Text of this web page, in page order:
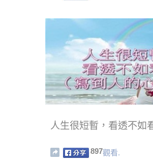
人生很短暫，看透不如
897觀看.